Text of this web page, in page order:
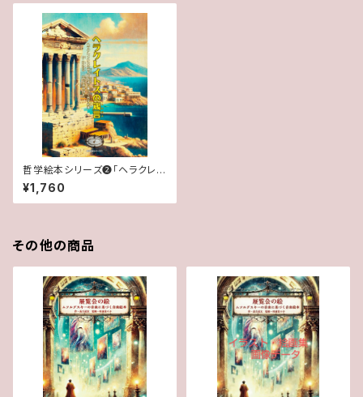
哲学絵本シリーズ❷「ヘラクレイ
トスの箴言: ヘラクレイトスの断
片と伝承に基づく哲学絵本【断
片資料付】」
¥1,760
その他の商品